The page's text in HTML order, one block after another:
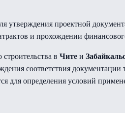
утверждения проектной
и прохождении
в Чите и
соответствия документации
для определения условий